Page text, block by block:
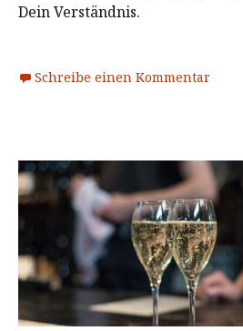
Dein Verständnis.
Schreibe einen Kommentar